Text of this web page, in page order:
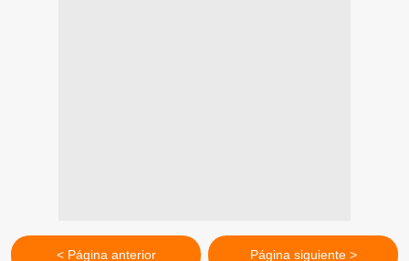
< Página anterior Página siguiente >